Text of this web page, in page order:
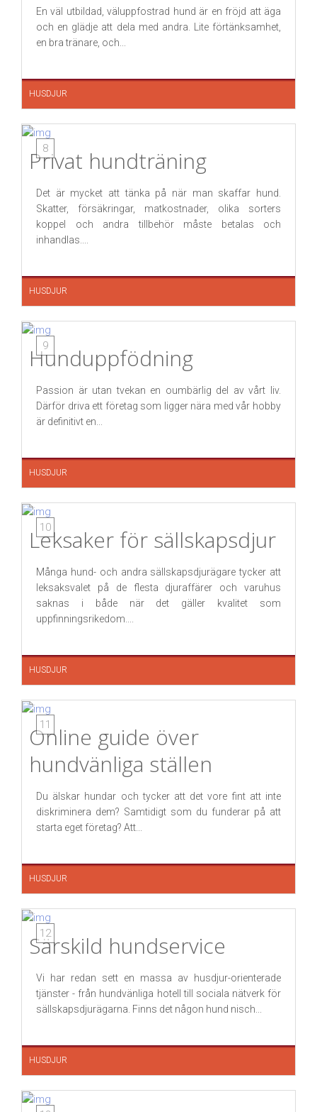
En väl utbildad, väluppfostrad hund är en fröjd att äga
och en glädje att dela med andra. Lite förtänksamhet,
en bra tränare, och...
HUSDJUR
8
Privat hundträning
Det är mycket att tänka på när man skaffar hund.
Skatter, försäkringar, matkostnader, olika sorters
koppel och andra tillbehör måste betalas och
inhandlas....
HUSDJUR
9
Hunduppfödning
Passion är utan tvekan en oumbärlig del av vårt liv.
Därför driva ett företag som ligger nära med vår hobby
är definitivt en...
HUSDJUR
10
Leksaker för sällskapsdjur
Många hund- och andra sällskapsdjurägare tycker att
leksaksvalet på de flesta djuraffärer och varuhus
saknas i både när det gäller kvalitet som
uppfinningsrikedom....
HUSDJUR
11
Online guide över
hundvänliga ställen
Du älskar hundar och tycker att det vore fint att inte
diskriminera dem? Samtidigt som du funderar på att
starta eget företag? Att...
HUSDJUR
12
Särskild hundservice
Vi har redan sett en massa av husdjur-orienterade
tjänster - från hundvänliga hotell till sociala nätverk för
sällskapsdjurägarna. Finns det någon hund nisch...
HUSDJUR